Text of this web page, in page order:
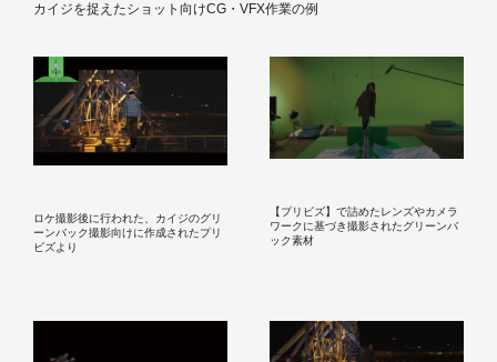
カイジを捉えたショット向けCG・VFX作業の例
ロケ撮影後に行われた、カイジのグリ
ーンバック撮影向けに作成されたプリ
ビズより
【プリビズ】で詰めたレンズやカメラ
ワークに基づき撮影されたグリーンバ
ック素材